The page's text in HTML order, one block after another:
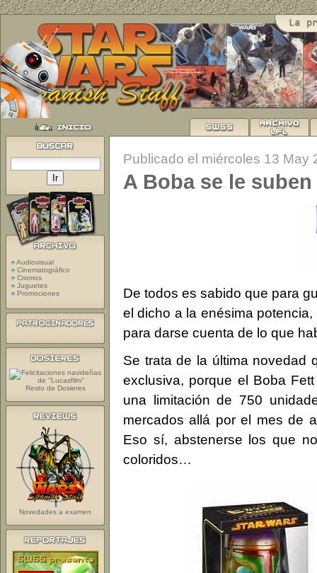
Publicado el miércoles 13 May
A Boba se le
De todos es sabido que para
el dicho a la enésima
para darse cuenta de lo que
Se trata de la última novedad
exclusiva, porque el Boba
una limitación de 750
mercados allá por el mes de
Eso sí, abstenerse los que
coloridos…
Audiovisual
Cinematográfico
Cromos
Juguetes
Promociones
Resto de Dosieres
Novedades a examen